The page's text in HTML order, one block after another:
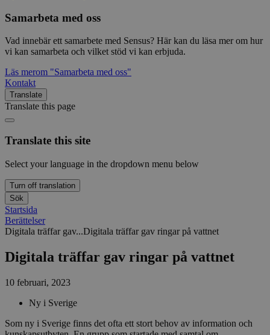
Samarbeta med oss
Vad innebär ett samarbete med Sensus? Här kan du läsa mer om hur
vi kan samarbeta och vilket stöd vi kan erbjuda.
Läs merom "Samarbeta med oss"
Kontakt
Translate
Translate this page
Translate this site
Select your language in the dropdown menu below
Turn off translation
Sök
Startsida
Berättelser
Digitala träffar gav...Digitala träffar gav ringar på vattnet
Digitala träffar gav ringar på vattnet
10 februari, 2023
Ny i Sverige
Som ny i Sverige finns det ofta ett stort behov av information och